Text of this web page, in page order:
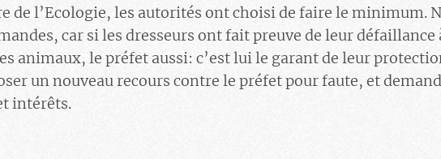
de l’Ecologie, les autorités ont choisi de faire le minimum.
car si les dresseurs ont fait preuve de leur défaillance
animaux, le préfet aussi: c’est lui le garant de leur
un nouveau recours contre le préfet pour faute, et
intérêts.